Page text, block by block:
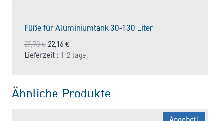
Füße für Aluminiumtank 30-130 Liter
27,70€ Ursprünglicher
Preis
22,16 €Aktueller
Preis
Lieferzeit : 1-2 tage
Ähnliche Produkte
Angebot!